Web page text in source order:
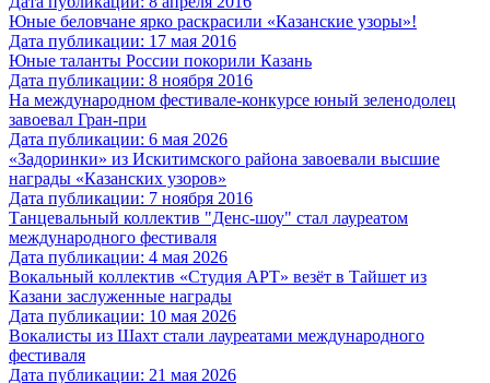
Юные беловчане ярко раскрасили «Казанские узоры»!
Дата публикации: 17 мая 2016
Юные таланты России покорили Казань
Дата публикации: 8 ноября 2016
На международном фестивале-конкурсе юный зеленодолец
завоевал Гран-при
Дата публикации: 6 мая 2026
«Задоринки» из Искитимского района завоевали высшие
награды «Казанских узоров»
Дата публикации: 7 ноября 2016
Танцевальный коллектив "Денс-шоу" стал лауреатом
международного фестиваля
Дата публикации: 4 мая 2026
Вокальный коллектив «Студия АРТ» везёт в Тайшет из
Казани заслуженные награды
Дата публикации: 10 мая 2026
Вокалисты из Шахт стали лауреатами международного
фестиваля
Дата публикации: 21 мая 2026